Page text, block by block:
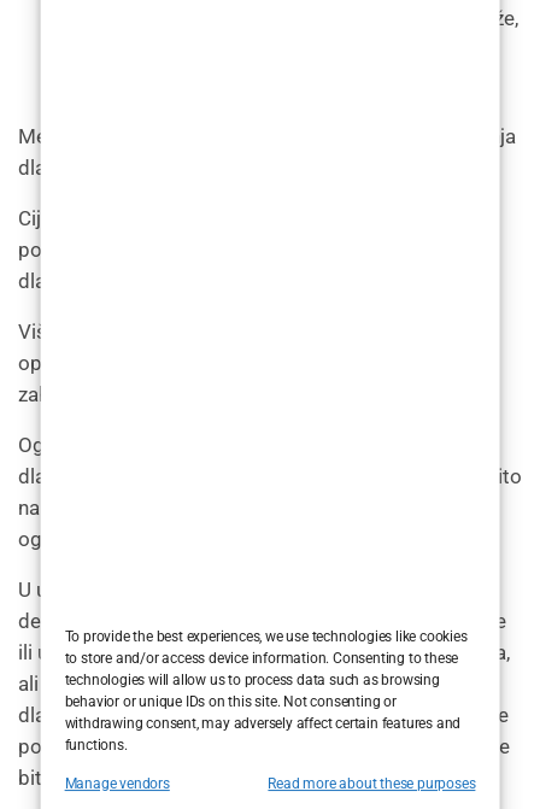
To provide the best experiences, we use technologies like cookies
to store and/or access device information. Consenting to these
technologies will allow us to process data such as browsing
behavior or unique IDs on this site. Not consenting or
withdrawing consent, may adversely affect certain features and
functions.
Manage vendors Read more about these purposes
koristiti na različitim dijelovima tijela i tipovima kože,
Međutim, postoje i neki nedostaci laserskog uklanjanja
dlačica. Na primjer:
Cijena: Lasersko uklanjanje dlačica može biti skupo,
posebno u usporedbi s drugim metodama uklanjanja
dlačica poput brijanja ili depilacije.
Više sesija: potrebno je više sesija da bi se postigli
optimalni rezultati, što može biti dugotrajno i može
zahtijevati značajno ulaganje vremena i novca.
Ograničena učinkovitost na određenim tipovima
dlačica: Lasersko uklanjanje dlačica manje je učinkovito
na svijetlo obojenim ili tankim dlačicama, što može
ograničiti njegovu učinkovitost za neke pojedince.
U usporedbi s drugim metodama uklanjanja dlačica,
depilacija može biti bolna i može izazvati iritaciju kože
ili urasle dlačice. Brijanje je brza i jednostavna metoda,
ali može rezultirati opeklinama od britvice i uraslim
dlačicama. Elektroliza je metoda koja uključuje ciljanje
pojedinih folikula dlake električnom strujom, što može
biti dugotrajno i bolno.